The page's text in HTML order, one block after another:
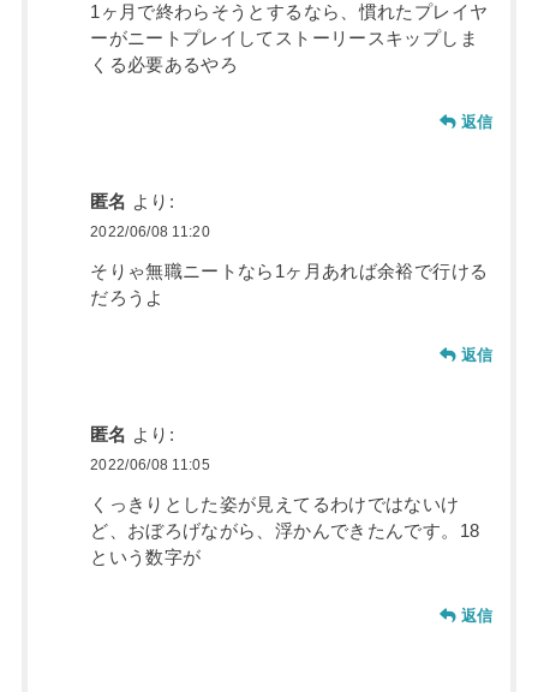
1ヶ月で終わらそうとするなら、慣れたプレイヤ
ーがニートプレイしてストーリースキップしま
くる必要あるやろ
返信
匿名 より:
2022/06/08 11:20
そりゃ無職ニートなら1ヶ月あれば余裕で行ける
だろうよ
返信
匿名 より:
2022/06/08 11:05
くっきりとした姿が見えてるわけではないけ
ど、おぼろげながら、浮かんできたんです。18
という数字が
返信